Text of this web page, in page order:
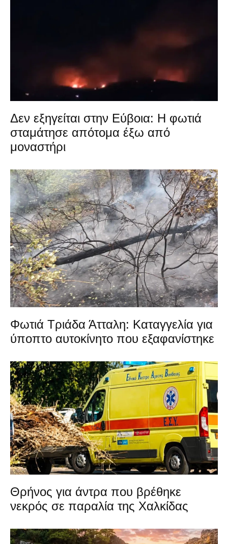
Δεν εξηγείται στην Εύβοια: Η φωτιά
σταμάτησε απότομα έξω από
μοναστήρι
Φωτιά Τριάδα Άτταλη: Καταγγελία για
ύποπτο αυτοκίνητο που εξαφανίστηκε
Θρήνος για άντρα που βρέθηκε
νεκρός σε παραλία της Χαλκίδας